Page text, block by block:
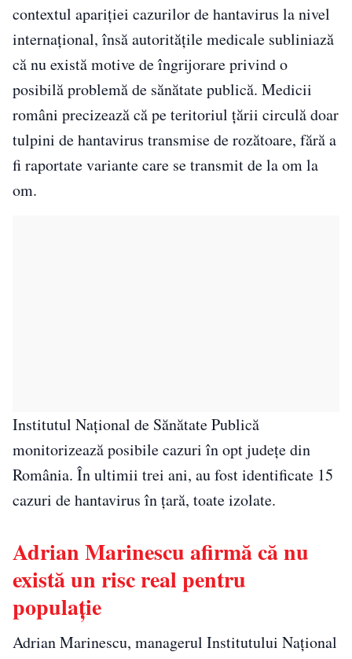
contextul apariției cazurilor de hantavirus la nivel
internațional, însă autoritățile medicale subliniază
că nu există motive de îngrijorare privind o
posibilă problemă de sănătate publică. Medicii
români precizează că pe teritoriul țării circulă doar
tulpini de hantavirus transmise de rozătoare, fără a
fi raportate variante care se transmit de la om la
om.
Institutul Național de Sănătate Publică
monitorizează posibile cazuri în opt județe din
România. În ultimii trei ani, au fost identificate 15
cazuri de hantavirus în țară, toate izolate.
Adrian Marinescu afirmă că nu
există un risc real pentru
populație
Adrian Marinescu, managerul Institutului Național